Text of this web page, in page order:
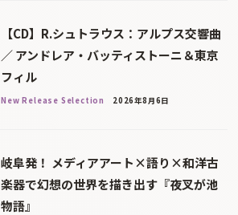
【CD】R.シュトラウス：アルプス交響曲
／ アンドレア・バッティストーニ＆東京
フィル
New Release Selection 2026年8月6日
岐阜発！ メディアアート×語り×和洋古
楽器で幻想の世界を描き出す『夜叉が池
物語』